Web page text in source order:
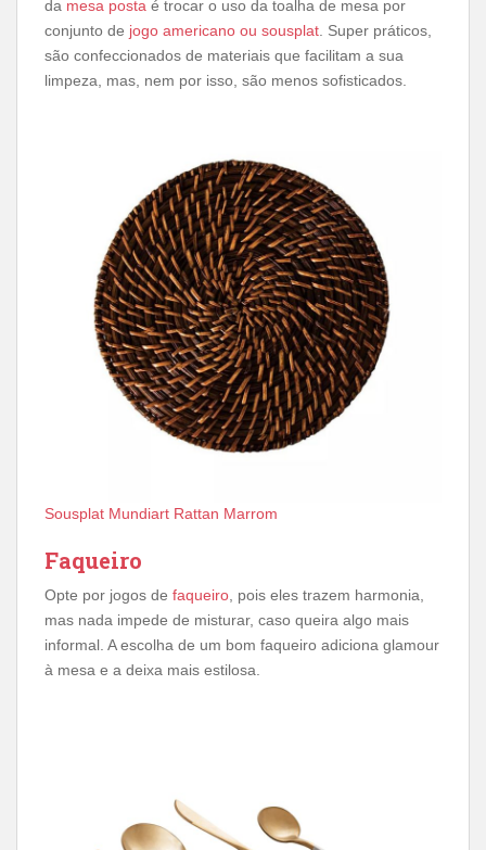
da mesa posta é trocar o uso da toalha de mesa por
conjunto de jogo americano ou sousplat. Super práticos,
são confeccionados de materiais que facilitam a sua
limpeza, mas, nem por isso, são menos sofisticados.
Sousplat Mundiart Rattan Marrom
Faqueiro
Opte por jogos de faqueiro, pois eles trazem harmonia,
mas nada impede de misturar, caso queira algo mais
informal. A escolha de um bom faqueiro adiciona glamour
à mesa e a deixa mais estilosa.